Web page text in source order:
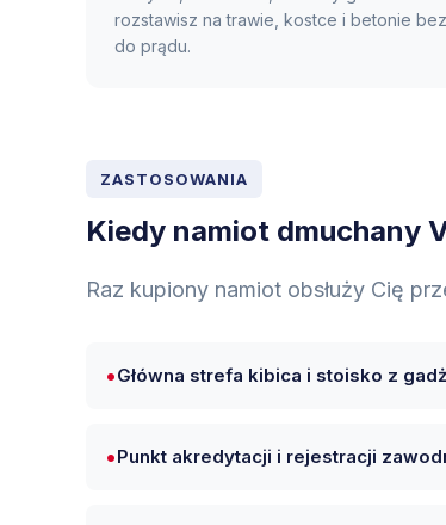
rozstawisz na trawie, kostce i betonie
do prądu.
ZASTOSOWANIA
Kiedy namiot dmuchany
Raz kupiony namiot obsłuży Cię
Główna strefa kibica i stoisko z
Punkt akredytacji i rejestracji